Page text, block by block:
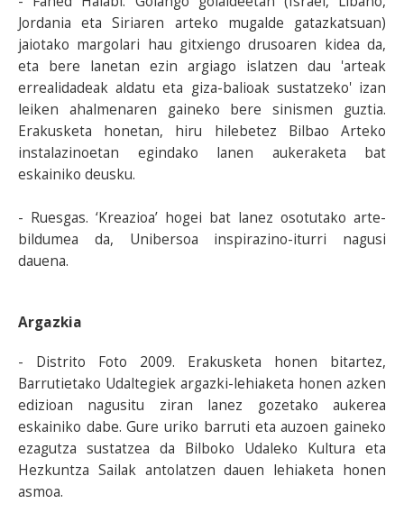
Jordania eta Siriaren arteko mugalde gatazkatsuan)
jaiotako margolari hau gitxiengo drusoaren kidea da,
eta bere lanetan ezin argiago islatzen dau 'arteak
errealidadeak aldatu eta giza-balioak sustatzeko' izan
leiken ahalmenaren gaineko bere sinismen guztia.
Erakusketa honetan, hiru hilebetez Bilbao Arteko
instalazinoetan egindako lanen aukeraketa bat
eskainiko deusku.
- Ruesgas. ‘Kreazioa’ hogei bat lanez osotutako arte-
bildumea da, Unibersoa inspirazino-iturri nagusi
dauena.
Argazkia
- Distrito Foto 2009. Erakusketa honen bitartez,
Barrutietako Udaltegiek argazki-lehiaketa honen azken
edizioan nagusitu ziran lanez gozetako aukerea
eskainiko dabe. Gure uriko barruti eta auzoen gaineko
ezagutza sustatzea da Bilboko Udaleko Kultura eta
Hezkuntza Sailak antolatzen dauen lehiaketa honen
asmoa.